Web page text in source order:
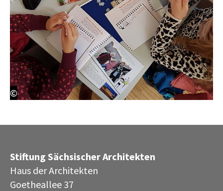
©
Stiftung Sächsischer Architekten
Haus der Architekten
Goetheallee 37